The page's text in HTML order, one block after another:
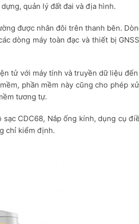
quản lý đất đai và địa hình.
được nhân đôi trên thanh bên.
dòng máy toàn đạc và thiết bị
tử với máy tính và truyền dữ liệu
phần mềm này cũng cho phép
tương tự.
sạc CDC68, Nắp ống kính, dụng cụ
chỉ kiểm định.